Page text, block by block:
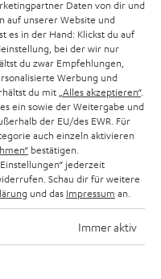
Daten von dir und
auf unserer Website und
es in der Hand: Klickst du auf
bei der wir nur
du zwar Empfehlungen,
Werbung und
du mit „Alles akzeptieren“.
ein sowie der Weitergabe und
der EU/des EWR. Für
auch einzeln aktivieren
bestätigen.
jederzeit
Schau dir für weitere
und das Impressum an.
Immer aktiv